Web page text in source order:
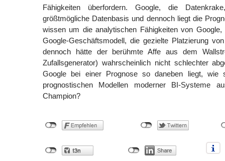
Fähigkeiten überfordern. Google, die
größtmögliche Datenbasis und dennoch liegt die
wissen um die analytischen Fähigkeiten von
Google-Geschäftsmodell, die gezielte Platzierung
dennoch hätte der berühmte Affe aus dem
Zufallsgenerator) wahrscheinlich nicht schlechter
Google bei einer Prognose so daneben liegt,
prognostischen Modellen moderner BI-Systeme
Champion?